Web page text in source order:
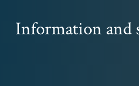
Information and